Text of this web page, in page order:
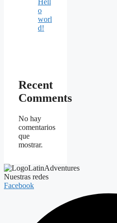
o
worl
d!
Recent
Comments
No hay
comentarios
que
mostrar.
Nuestras redes
Facebook